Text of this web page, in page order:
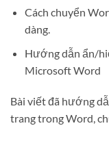
Cách chuyển
dàng.
Hướng dẫn ẩn/
Microsoft Word
Bài viết đã hướng
trang trong Word,